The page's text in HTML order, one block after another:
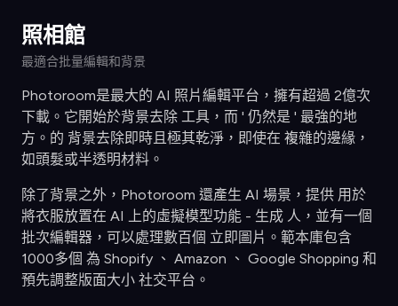
照相館
最適合批量編輯和背景
Photoroom是最大的 AI 照片編輯平台，擁有超過 2億次
下載。它開始於背景去除 工具，而 ' 仍然是 ' 最強的地
方。的 背景去除即時且極其乾淨，即使在 複雜的邊緣，
如頭髮或半透明材料。
除了背景之外，Photoroom 還產生 AI 場景，提供 用於
將衣服放置在 AI 上的虛擬模型功能 - 生成 人，並有一個
批次編輯器，可以處理數百個 立即圖片。範本庫包含
1000多個 為 Shopify 、 Amazon 、 Google Shopping 和
預先調整版面大小 社交平台。